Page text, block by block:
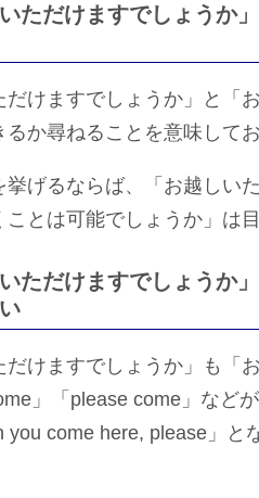
いただけますでしょうか
だけますでしょうか」と
るか尋ねることを意味して
挙げるならば、「お越しい
ことは可能でしょうか」は
いただけますでしょうか
だけますでしょうか」も「
」「please come」など
you come here, please」と